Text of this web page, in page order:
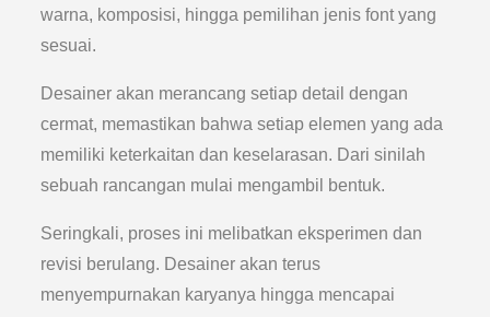
warna, komposisi, hingga pemilihan jenis font yang
sesuai.
Desainer akan merancang setiap detail dengan
cermat, memastikan bahwa setiap elemen yang ada
memiliki keterkaitan dan keselarasan. Dari sinilah
sebuah rancangan mulai mengambil bentuk.
Seringkali, proses ini melibatkan eksperimen dan
revisi berulang. Desainer akan terus
menyempurnakan karyanya hingga mencapai